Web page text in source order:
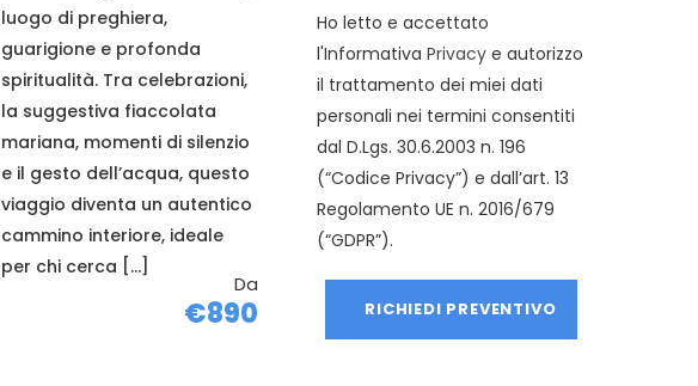
Da
€890
luogo di preghiera,
guarigione e profonda
spiritualità. Tra celebrazioni,
la suggestiva fiaccolata
mariana, momenti di silenzio
e il gesto dell’acqua, questo
viaggio diventa un autentico
cammino interiore, ideale
per chi cerca […]
Ho letto e accettato
l'InformativaPrivacy e autorizzo
il trattamento dei miei dati
personali nei termini consentiti
dal D.Lgs. 30.6.2003 n. 196
(“Codice Privacy”) e dall’art. 13
Regolamento UE n. 2016/679
(“GDPR”).